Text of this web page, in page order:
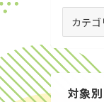
別
対象別